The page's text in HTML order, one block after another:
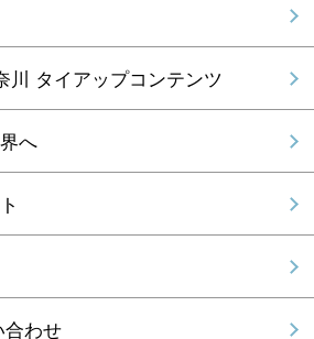
川 タイアップコンテンツ
へ
合わせ